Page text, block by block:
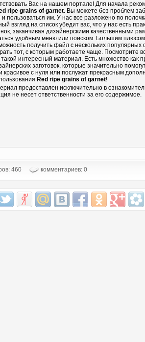
Вас на нашем портале! Для начала
ripe grains of garnet. Вы можете без проблем
пользоваться им. У нас все разложено по
взгляд на список убедит вас, что у нас есть
заканчивая дизайнерскими качественными
удобным меню или поиском. Большим плюсом
получить файл с нескольких
тот, с которым работаете чаще. Посмотрите
интересный материал. Есть множество как
заготовок, которые значительно
красивое с нуля или послужат прекрасным
Red ripe grains of garnet!
предоставлен исключительно в
не несет ответственности за его содержимое.
460
комментариев: 0